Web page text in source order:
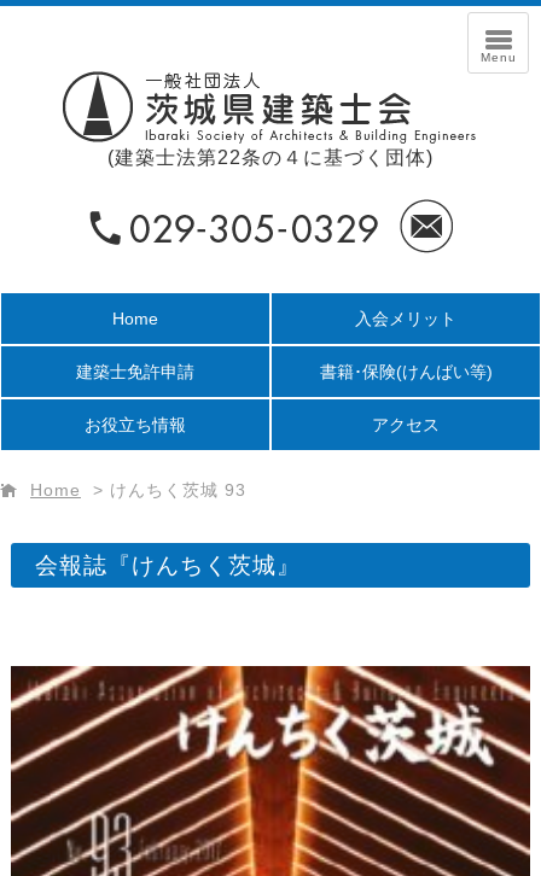
(建築士法第22条の４に基づく団体)
Home 入会メリット
建築士免許申請 書籍･保険(けんばい等)
お役立ち情報 アクセス
Home > けんちく茨城 93
会報誌『けんちく茨城』